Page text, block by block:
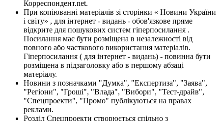
Корреспондент.net.
При копіюванні матеріалів зі сторінки « Новини України
і світу» , для інтернет - видань - обов'язкове пряме
відкрите для пошукових систем гіперпосилання .
Посилання має бути розміщена в незалежності від
повного або часткового використання матеріалів.
Гіперпосилання ( для інтернет - видань) - повинна бути
розміщена в підзаголовку або в першому абзаці
матеріалу.
Новини з позначками "Думка", "Експертиза", "Заява",
"Регіони", "Гроші", "Влада", "Вибори", "Тест-драйв",
"Спецпроекти", "Промо" публікуються на правах
реклами.
Розділ Спецпроекти створюється спільно з